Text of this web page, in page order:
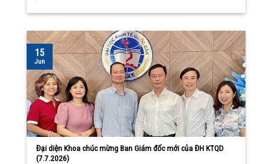
Đại diện Khoa chúc mừng Ban Giám đốc mới của ĐH KTQD
(7.7.2026)
15
Jun